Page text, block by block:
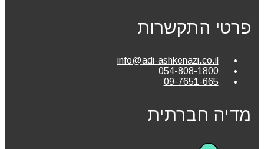
פרטי התקשרות
info@adi-ashkenazi.co.il
054-808-1800
09-7651-665
מדיה חברתית